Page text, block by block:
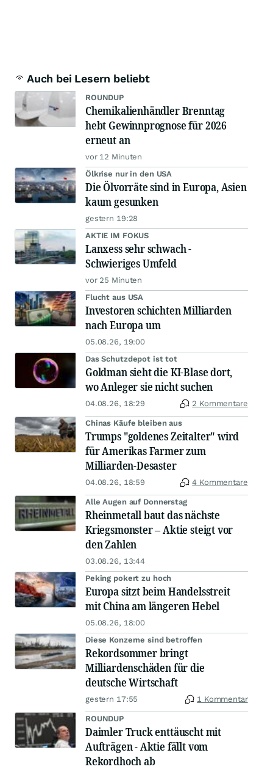
Auch bei Lesern beliebt
ROUNDUP
Chemikalienhändler Brenntag
hebt Gewinnprognose für 2026
erneut an
vor 12 Minuten
Ölkrise nur in den USA
Die Ölvorräte sind in Europa, Asien
kaum gesunken
gestern 19:28
AKTIE IM FOKUS
Lanxess sehr schwach -
Schwieriges Umfeld
vor 25 Minuten
Flucht aus USA
Investoren schichten Milliarden
nach Europa um
05.08.26, 19:00
Das Schutzdepot ist tot
Goldman sieht die KI-Blase dort,
wo Anleger sie nicht suchen
04.08.26, 18:29 2 Kommentare
Chinas Käufe bleiben aus
Trumps "goldenes Zeitalter" wird
für Amerikas Farmer zum
Milliarden-Desaster
04.08.26, 18:59 4 Kommentare
Alle Augen auf Donnerstag
Rheinmetall baut das nächste
Kriegsmonster – Aktie steigt vor
den Zahlen
03.08.26, 13:44
Peking pokert zu hoch
Europa sitzt beim Handelsstreit
mit China am längeren Hebel
05.08.26, 18:00
Diese Konzerne sind betroffen
Rekordsommer bringt
Milliardenschäden für die
deutsche Wirtschaft
gestern 17:55 1 Kommentar
ROUNDUP
Daimler Truck enttäuscht mit
Aufträgen - Aktie fällt vom
Rekordhoch ab